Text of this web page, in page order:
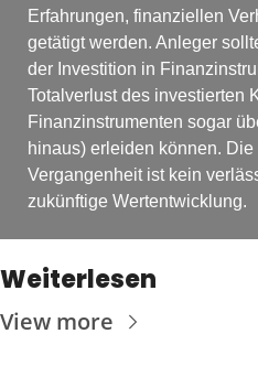
Erfahrungen, finanziellen
getätigt werden. Anleger
der Investition in
Totalverlust des investierten
Finanzinstrumenten sogar
hinaus) erleiden können.
Vergangenheit ist kein
zukünftige Wertentwicklung.
Weiterlesen
View more